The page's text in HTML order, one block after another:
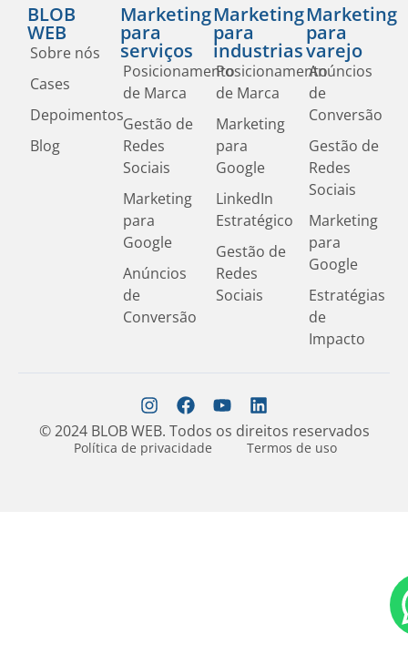
BLOB
WEB
Sobre nós
Cases
Depoimentos
Blog
Marketing
para
serviços
Posicionamento
de Marca
Gestão de
Redes
Sociais
Marketing
para
Google
Anúncios
de
Conversão
Marketing
para
industrias
Posicionamento
de Marca
Marketing
para
Google
LinkedIn
Estratégico
Gestão de
Redes
Sociais
Marketing
para
varejo
Anúncios
de
Conversão
Gestão de
Redes
Sociais
Marketing
para
Google
Estratégias
de
Impacto
© 2024 BLOB WEB. Todos os direitos reservados
Política de privacidade Termos de uso